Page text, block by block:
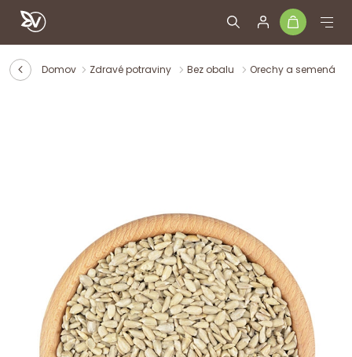
Domov Zdravé potraviny Bez obalu Orechy a semená